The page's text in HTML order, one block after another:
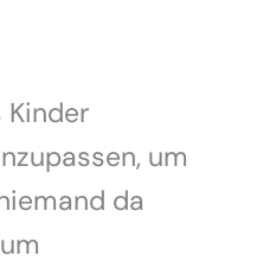
Kinder
um
da